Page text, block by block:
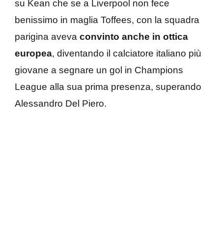
su Kean che se a Liverpool non fece
benissimo in maglia Toffees, con la squadra
parigina aveva convinto anche in ottica
europea, diventando il calciatore italiano più
giovane a segnare un gol in Champions
League alla sua prima presenza, superando
Alessandro Del Piero.